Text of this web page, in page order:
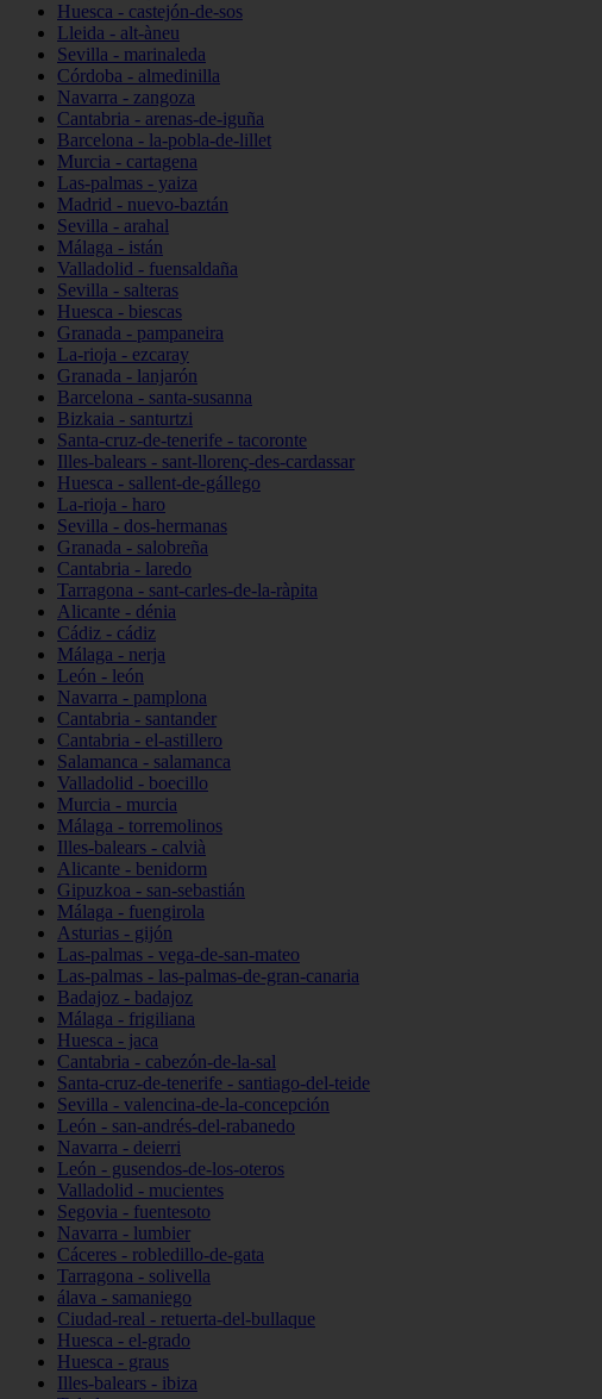
Huesca - castejón-de-sos
Lleida - alt-àneu
Sevilla - marinaleda
Córdoba - almedinilla
Navarra - zangoza
Cantabria - arenas-de-iguña
Barcelona - la-pobla-de-lillet
Murcia - cartagena
Las-palmas - yaiza
Madrid - nuevo-baztán
Sevilla - arahal
Málaga - istán
Valladolid - fuensaldaña
Sevilla - salteras
Huesca - biescas
Granada - pampaneira
La-rioja - ezcaray
Granada - lanjarón
Barcelona - santa-susanna
Bizkaia - santurtzi
Santa-cruz-de-tenerife - tacoronte
Illes-balears - sant-llorenç-des-cardassar
Huesca - sallent-de-gállego
La-rioja - haro
Sevilla - dos-hermanas
Granada - salobreña
Cantabria - laredo
Tarragona - sant-carles-de-la-ràpita
Alicante - dénia
Cádiz - cádiz
Málaga - nerja
León - león
Navarra - pamplona
Cantabria - santander
Cantabria - el-astillero
Salamanca - salamanca
Valladolid - boecillo
Murcia - murcia
Málaga - torremolinos
Illes-balears - calvià
Alicante - benidorm
Gipuzkoa - san-sebastián
Málaga - fuengirola
Asturias - gijón
Las-palmas - vega-de-san-mateo
Las-palmas - las-palmas-de-gran-canaria
Badajoz - badajoz
Málaga - frigiliana
Huesca - jaca
Cantabria - cabezón-de-la-sal
Santa-cruz-de-tenerife - santiago-del-teide
Sevilla - valencina-de-la-concepción
León - san-andrés-del-rabanedo
Navarra - deierri
León - gusendos-de-los-oteros
Valladolid - mucientes
Segovia - fuentesoto
Navarra - lumbier
Cáceres - robledillo-de-gata
Tarragona - solivella
álava - samaniego
Ciudad-real - retuerta-del-bullaque
Huesca - el-grado
Huesca - graus
Illes-balears - ibiza